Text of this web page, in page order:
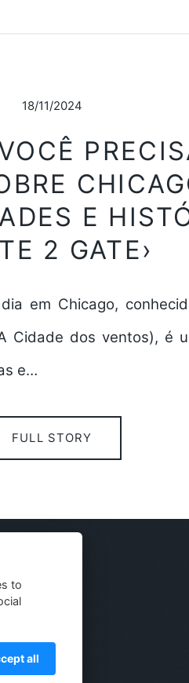
18/11/2024
E
2 GATE›
em Chicago,
Cidade dos ventos), é
e…
FULL STORY
to
all